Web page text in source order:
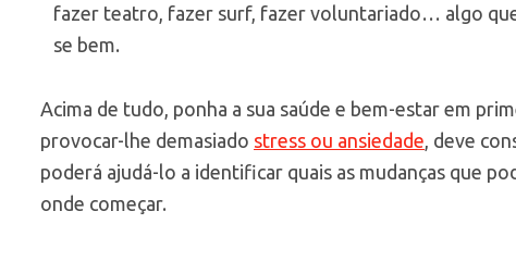
fazer teatro, fazer surf, fazer voluntariado… algo
se bem.
Acima de tudo, ponha a sua saúde e bem-estar em
provocar-lhe demasiado stress ou ansiedade , deve
poderá ajudá-lo a identificar quais as mudanças que
onde começar.